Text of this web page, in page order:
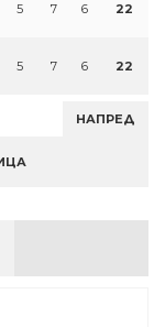
5 7 6 22
5 7 6 22
НАПРЕД